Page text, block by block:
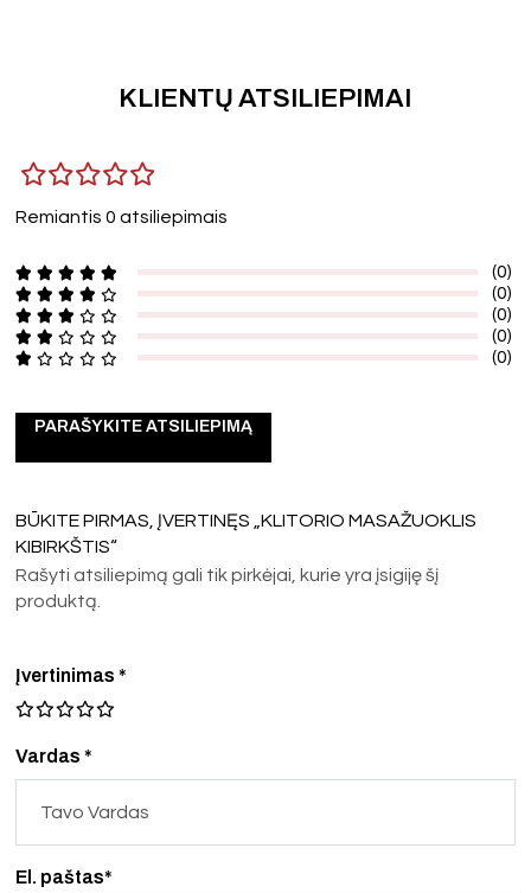
KLIENTŲ ATSILIEPIMAI
Remiantis 0 atsiliepimais
(0)
(0)
(0)
(0)
(0)
PARAŠYKITE ATSILIEPIMĄ
BŪKITE PIRMAS, ĮVERTINĘS „KLITORIO MASAŽUOKLIS
KIBIRKŠTIS“
Rašyti atsiliepimą gali tik pirkėjai, kurie yra įsigiję šį
produktą.
Vardas *
El. paštas*
Įvertinimas*